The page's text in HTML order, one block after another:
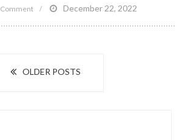
Commenton
Người
thực
December 22, 2022
OLDER POSTS